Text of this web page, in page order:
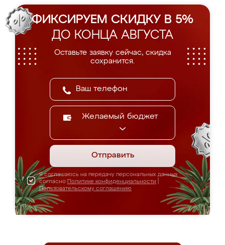
ФИКСИРУЕМ СКИДКУ В 5%
ДО КОНЦА АВГУСТА
Оставьте заявку сейчас, скидка
сохранится.
Желаемый бюджет
Отправить
Я соглашаюсь на передачу персональных данных
согласно Политике конфиденциальности
Пользовательскому соглашению